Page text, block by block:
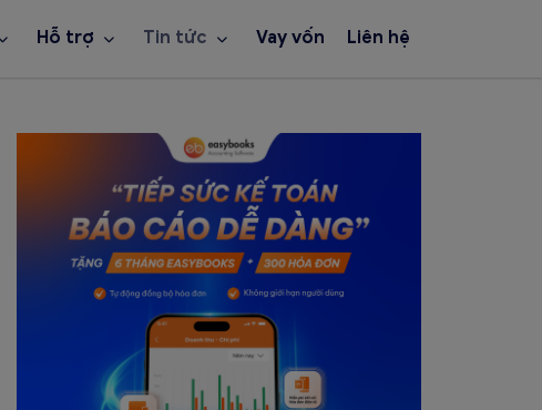
Hỗ trợ Tin tức Vay vốn Liên hệ